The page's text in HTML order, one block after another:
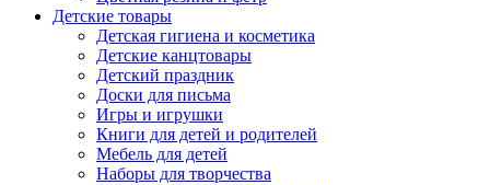
Детские товары
Детская гигиена и косметика
Детские канцтовары
Детский праздник
Доски для письма
Игры и игрушки
Книги для детей и родителей
Мебель для детей
Наборы для творчества